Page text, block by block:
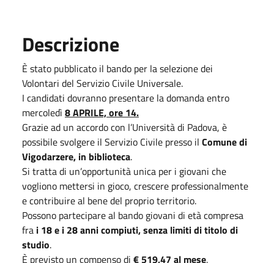
Descrizione
È stato pubblicato il bando per la selezione dei
Volontari del Servizio Civile Universale.
I candidati dovranno presentare la domanda entro
mercoledì 8 APRILE, ore 14.
Grazie ad un accordo con l’Università di Padova, è
possibile svolgere il Servizio Civile presso il Comune di
Vigodarzere, in biblioteca.
Si tratta di un’opportunità unica per i giovani che
vogliono mettersi in gioco, crescere professionalmente
e contribuire al bene del proprio territorio.
Possono partecipare al bando giovani di età compresa
fra i 18 e i 28 anni compiuti, senza limiti di titolo di
studio.
È previsto un compenso di € 519,47 al mese.